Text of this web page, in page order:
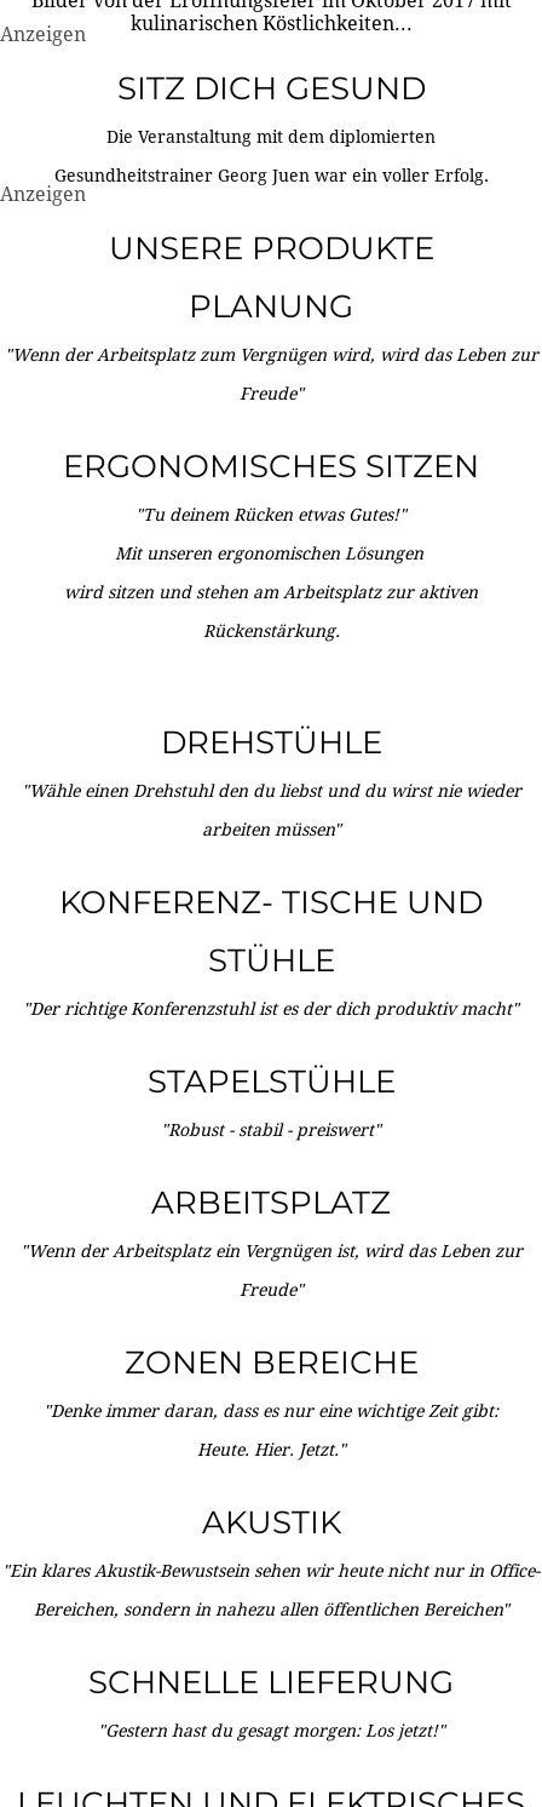
kulinarischen Köstlichkeiten...
Anzeigen
SITZ DICH GESUND
Die Veranstaltung mit dem diplomierten
Gesundheitstrainer Georg Juen war ein voller Erfolg.
Anzeigen
UNSERE PRODUKTE
PLANUNG
"Wenn der Arbeitsplatz zum Vergnügen wird, wird das Leben zur
Freude"
ERGONOMISCHES SITZEN
"Tu deinem Rücken etwas Gutes!"
Mit unseren ergonomischen Lösungen
wird sitzen und stehen am Arbeitsplatz zur aktiven
Rückenstärkung.
DREHSTÜHLE
"Wähle einen Drehstuhl den du liebst und du wirst nie wieder
arbeiten müssen"
KONFERENZ- TISCHE UND
STÜHLE
"Der richtige Konferenzstuhl ist es der dich produktiv macht"
STAPELSTÜHLE
"Robust - stabil - preiswert"
ARBEITSPLATZ
"Wenn der Arbeitsplatz ein Vergnügen ist, wird das Leben zur
Freude"
ZONEN BEREICHE
"Denke immer daran, dass es nur eine wichtige Zeit gibt:
Heute. Hier. Jetzt."
AKUSTIK
"Ein klares Akustik-Bewustsein sehen wir heute nicht nur in Office-
Bereichen, sondern in nahezu allen öffentlichen Bereichen"
SCHNELLE LIEFERUNG
"Gestern hast du gesagt morgen: Los jetzt!"